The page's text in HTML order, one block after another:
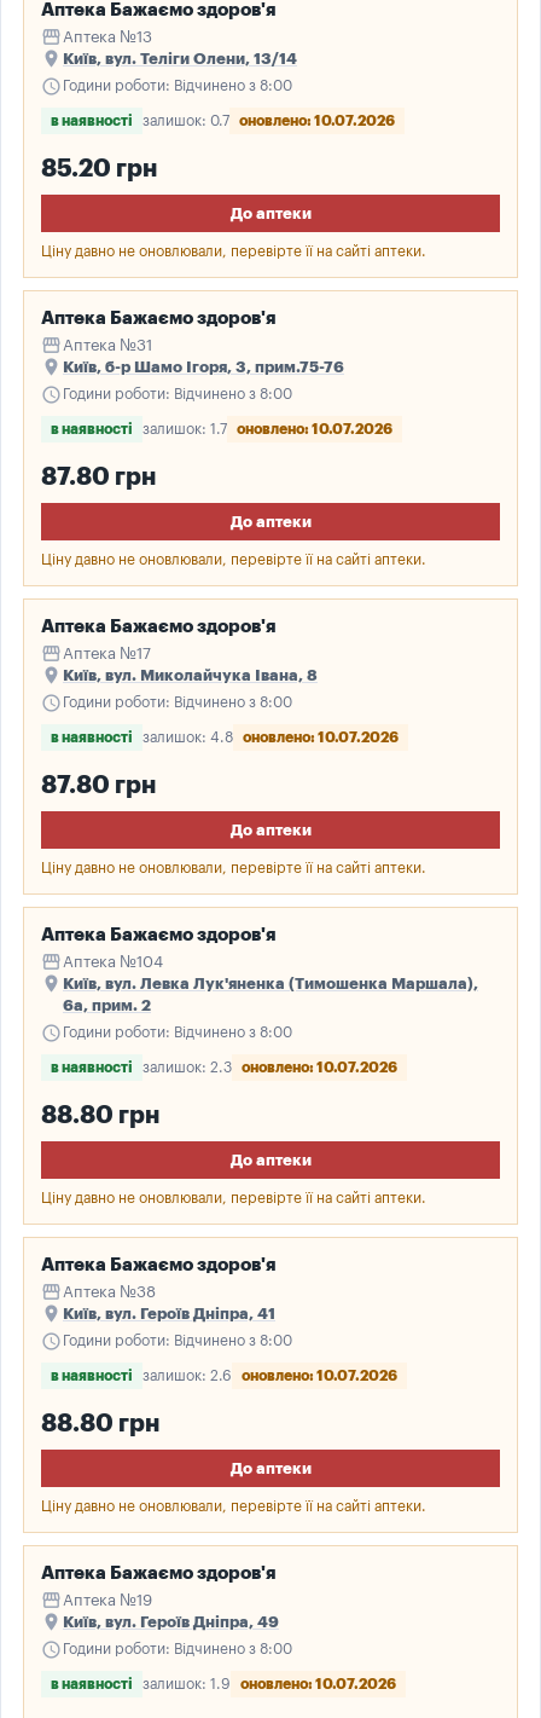
Аптека Бажаємо здоров'я
storefront Аптека №13
place Київ, вул. Теліги Олени, 13/14
schedule Години роботи: Відчинено з 8:00
в наявності залишок: 0.7 оновлено: 10.07.2026
85.20 грн
До аптеки
Ціну давно не оновлювали, перевірте її на сайті аптеки.
Аптека Бажаємо здоров'я
storefront Аптека №31
place Київ, б-р Шамо Ігоря, 3, прим.75-76
schedule Години роботи: Відчинено з 8:00
в наявності залишок: 1.7 оновлено: 10.07.2026
87.80 грн
До аптеки
Ціну давно не оновлювали, перевірте її на сайті аптеки.
Аптека Бажаємо здоров'я
storefront Аптека №17
place Київ, вул. Миколайчука Івана, 8
schedule Години роботи: Відчинено з 8:00
в наявності залишок: 4.8 оновлено: 10.07.2026
87.80 грн
До аптеки
Ціну давно не оновлювали, перевірте її на сайті аптеки.
Аптека Бажаємо здоров'я
storefront Аптека №104
place Київ, вул. Левка Лук'яненка (Тимошенка Маршала),
6а, прим. 2
schedule Години роботи: Відчинено з 8:00
в наявності залишок: 2.3 оновлено: 10.07.2026
88.80 грн
До аптеки
Ціну давно не оновлювали, перевірте її на сайті аптеки.
Аптека Бажаємо здоров'я
storefront Аптека №38
place Київ, вул. Героїв Дніпра, 41
schedule Години роботи: Відчинено з 8:00
в наявності залишок: 2.6 оновлено: 10.07.2026
88.80 грн
До аптеки
Ціну давно не оновлювали, перевірте її на сайті аптеки.
Аптека Бажаємо здоров'я
storefront Аптека №19
place Київ, вул. Героїв Дніпра, 49
schedule Години роботи: Відчинено з 8:00
в наявності залишок: 1.9 оновлено: 10.07.2026